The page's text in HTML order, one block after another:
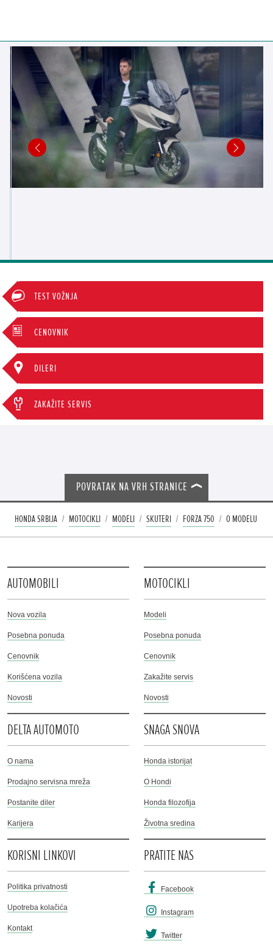
TEST VOŽNJA
CENOVNIK
DILERI
ZAKAŽITE SERVIS
POVRATAK NA VRH STRANICE
HONDA SRBIJA MOTOCIKLI MODELI SKUTERI FORZA 750 O MODELU
AUTOMOBILI
Nova vozila
Posebna ponuda
Cenovnik
Korišćena vozila
Novosti
MOTOCIKLI
Modeli
Posebna ponuda
Cenovnik
Zakažite servis
Novosti
DELTA AUTOMOTO
O nama
Prodajno servisna mreža
Postanite diler
Karijera
SNAGA SNOVA
Honda istorijat
O Hondi
Honda filozofija
Životna sredina
KORISNI LINKOVI
Politika privatnosti
Upotreba kolačića
Kontakt
PRATITE NAS
Facebook
Instagram
Twitter